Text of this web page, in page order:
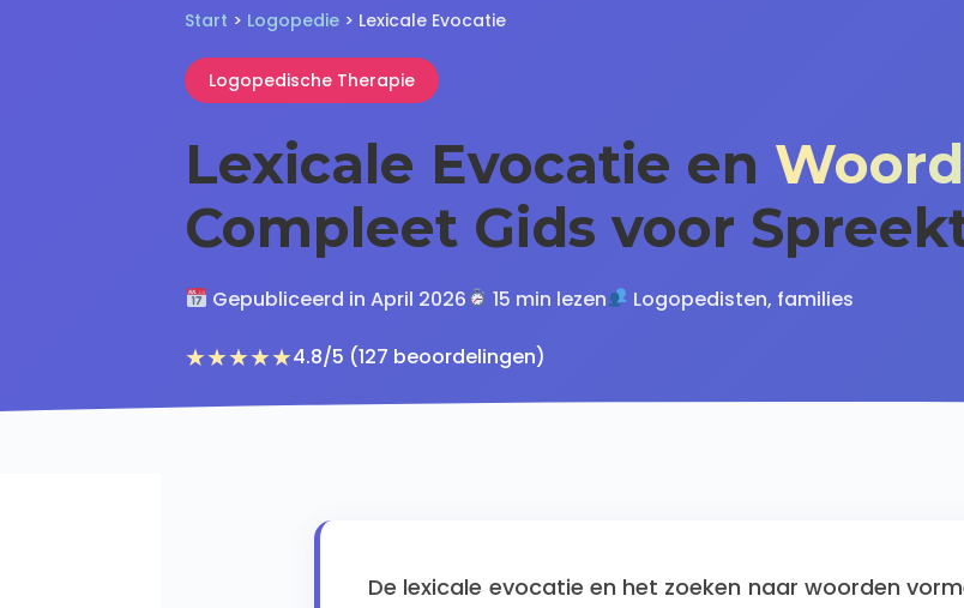
Start > Logopedie > Lexicale Evocatie
Logopedische Therapie
Lexicale Evocatie en
Compleet Gids voor
Gepubliceerd in April 2026 15 min lezen Logopedisten, families
★★★★★4.8/5 (127 beoordelingen)
De lexicale evocatie en het zoeken naar woorden